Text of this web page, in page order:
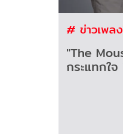
# ข่าวเพล
"The
กระแทกใ